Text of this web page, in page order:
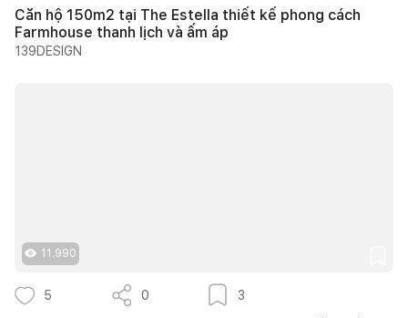
Căn hộ 150m2 tại The Estella thiết kế phong cách
Farmhouse thanh lịch và ấm áp
139DESIGN
11.990
5 0 3